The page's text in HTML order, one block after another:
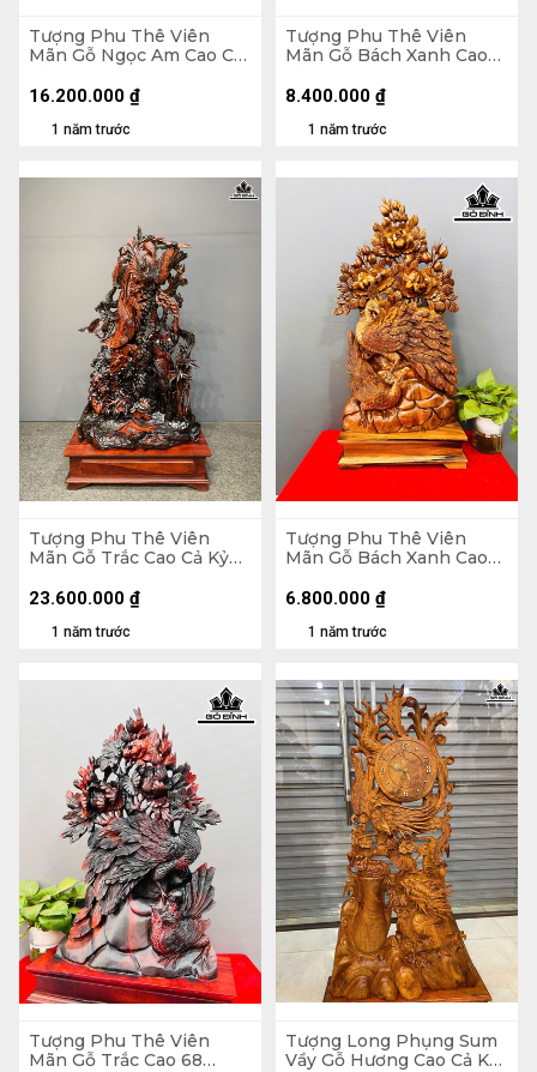
Tượng Phu Thê Viên
Mãn Gỗ Ngọc Am Cao Cả
(cm) - Kỷ Cao 35
1 năm trước
16.200.000 ₫
Tượng Phu Thê Viên
Mãn Gỗ Bách Xanh Cao
(cm) - Kỷ Cao 10 (cm)
1 năm trước
8.400.000 ₫
Tượng Phu Thê Viên
Mãn Gỗ Trắc Cao Cả Kỷ
- Kỷ Cao 20 (cm)
1 năm trước
23.600.000 ₫
Tượng Phu Thê Viên
Mãn Gỗ Bách Xanh Cao
1 năm trước
6.800.000 ₫
Tượng Phu Thê Viên
Mãn Gỗ Trắc Cao 68
Tượng Long Phụng Sum
Vầy Gỗ Hương Cao Cả Kỷ